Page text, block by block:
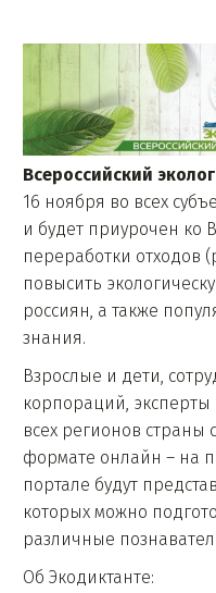
Всероссийский
16 ноября во всех
и будет приурочен ко
переработки отходов
повысить
россиян, а также
знания.
Взрослые и дети,
корпораций,
всех регионов страны
формате онлайн – на
портале будут
которых можно
различные
Об Экодиктанте: